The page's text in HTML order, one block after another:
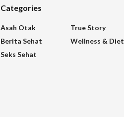
Categories
Asah Otak
Berita Sehat
Seks Sehat
True Story
Wellness & Diet